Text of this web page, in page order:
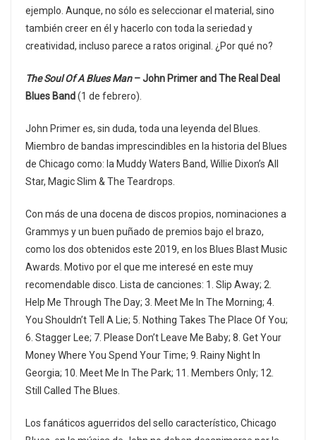
ejemplo. Aunque, no sólo es seleccionar el material, sino
también creer en él y hacerlo con toda la seriedad y
creatividad, incluso parece a ratos original. ¿Por qué no?
The Soul Of A Blues Man– John Primer and The Real Deal
Blues Band(1 de febrero).
John Primer es, sin duda, toda una leyenda del Blues.
Miembro de bandas imprescindibles en la historia del Blues
de Chicago como: la Muddy Waters Band, Willie Dixon’s All
Star, Magic Slim & The Teardrops.
Con más de una docena de discos propios, nominaciones a
Grammys y un buen puñado de premios bajo el brazo,
como los dos obtenidos este 2019, en los Blues Blast Music
Awards. Motivo por el que me interesé en este muy
recomendable disco. Lista de canciones: 1. Slip Away; 2.
Help Me Through The Day; 3. Meet Me In The Morning; 4.
You Shouldn’t Tell A Lie; 5. Nothing Takes The Place Of You;
6. Stagger Lee; 7. Please Don’t Leave Me Baby; 8. Get Your
Money Where You Spend Your Time; 9. Rainy Night In
Georgia; 10. Meet Me In The Park; 11. Members Only; 12.
Still Called The Blues.
Los fanáticos aguerridos del sello característico, Chicago